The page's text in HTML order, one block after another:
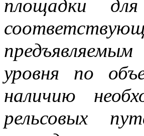
площадки
уровня по
наличию
рельсовых